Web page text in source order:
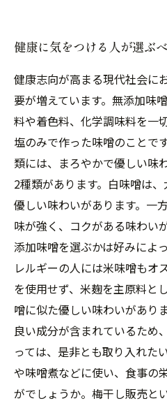
健康に気をつける人が選ぶ
健康志向が高まる現代社会に
要が増えています。無添加味
料や着色料、化学調味料を一
塩のみで作った味噌のことで
類には、まろやかで優しい味
2種類があります。白味噌は
優しい味わいがあります。一
味が強く、コクがある味わい
添加味噌を選ぶかは好みによ
レルギーの人には米味噌もオ
を使用せず、米麹を主原料と
噌に似た優しい味わいがあり
良い成分が含まれているため
っては、是非とも取り入れた
や味噌煮などに使い、食事の
がでしょうか。梅干し販売と